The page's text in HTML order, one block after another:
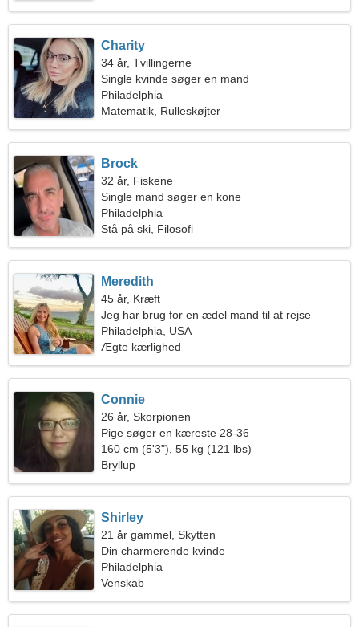
Charity
34 år, Tvillingerne
Single kvinde søger en mand
Philadelphia
Matematik, Rulleskøjter
Brock
32 år, Fiskene
Single mand søger en kone
Philadelphia
Stå på ski, Filosofi
Meredith
45 år, Kræft
Jeg har brug for en ædel mand til at rejse
sammen
Philadelphia, USA
Ægte kærlighed
Connie
26 år, Skorpionen
Pige søger en kæreste 28-36
160 cm (5'3"), 55 kg (121 lbs)
Bryllup
Shirley
21 år gammel, Skytten
Din charmerende kvinde
Philadelphia
Venskab